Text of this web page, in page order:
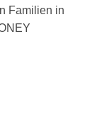
Familien in